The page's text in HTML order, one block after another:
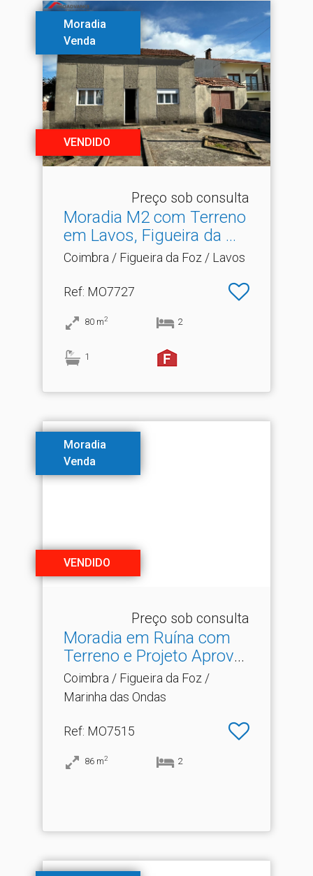
Moradia
Venda
VENDIDO
Preço sob consulta
Moradia M2 com Terreno
em Lavos, Figueira da .​..
Coimbra / Figueira da Foz / Lavos
Ref: MO7727
80 m2 2
1
Moradia
Venda
VENDIDO
Preço sob consulta
Moradia em Ruína com
Terreno e Projeto Aprova.​
..
Coimbra / Figueira da Foz /
Marinha das Ondas
Ref: MO7515
86 m2 2